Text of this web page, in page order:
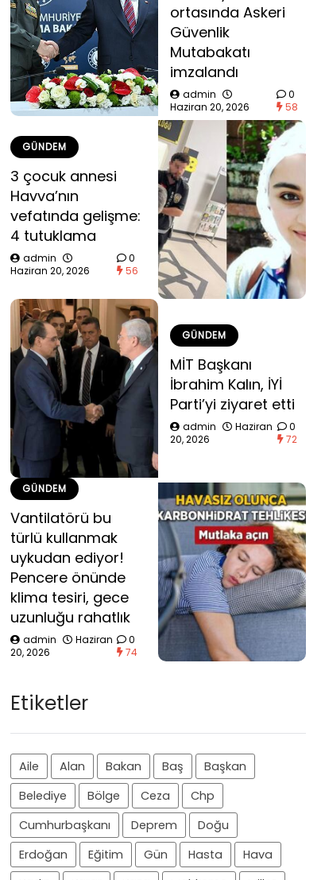
ortasında Askeri
Güvenlik
Mutabakatı
imzalandı
admin
Haziran 20, 2026
0
58
GÜNDEM
3 çocuk annesi
Havva’nın
vefatında gelişme:
4 tutuklama
admin
Haziran 20, 2026
0
56
GÜNDEM
MİT Başkanı
İbrahim Kalın, İYİ
Parti’yi ziyaret etti
admin
Haziran
20, 2026
0
72
GÜNDEM
Vantilatörü bu
türlü kullanmak
uykudan ediyor!
Pencere önünde
klima tesiri, gece
uzunluğu rahatlık
admin
Haziran
20, 2026
0
74
Etiketler
Aile Alan Bakan Baş
Başkan
Belediye
Bölge Ceza
Chp
Cumhurbaşkanı
Deprem
Doğu
Erdoğan
Eğitim Gün Hasta
Hava